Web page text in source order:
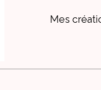
Mes